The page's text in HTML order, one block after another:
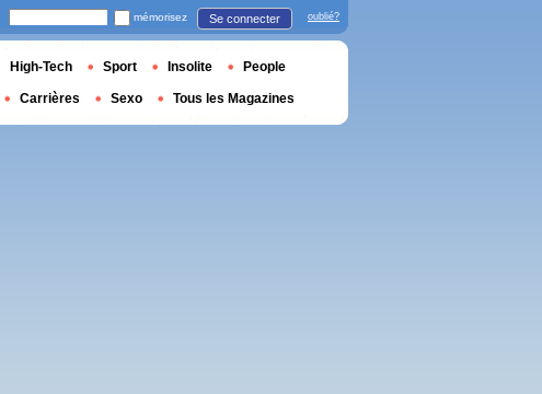
mémorisez Se connecter oublié?
High-Tech Sport Insolite People
Carrières Sexo Tous les Magazines